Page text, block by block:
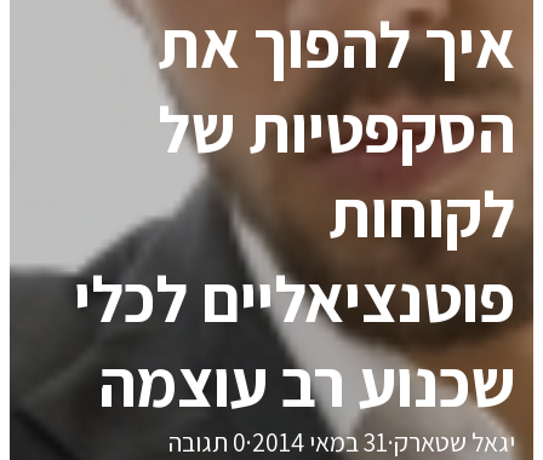
איך להפוך את
הסקפטיות של
לקוחות
פוטנציאליים לכלי
שכנוע רב עוצמה
יגאל שטארק·31 במאי 2014 ·0 תגובה